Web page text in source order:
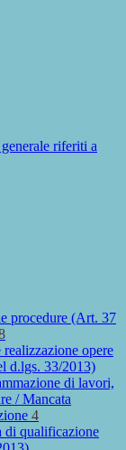
riferiti a
procedure (Art. 37
opere
d.lgs. 33/2013)
di lavori,
/ Mancata
4
di qualificazione